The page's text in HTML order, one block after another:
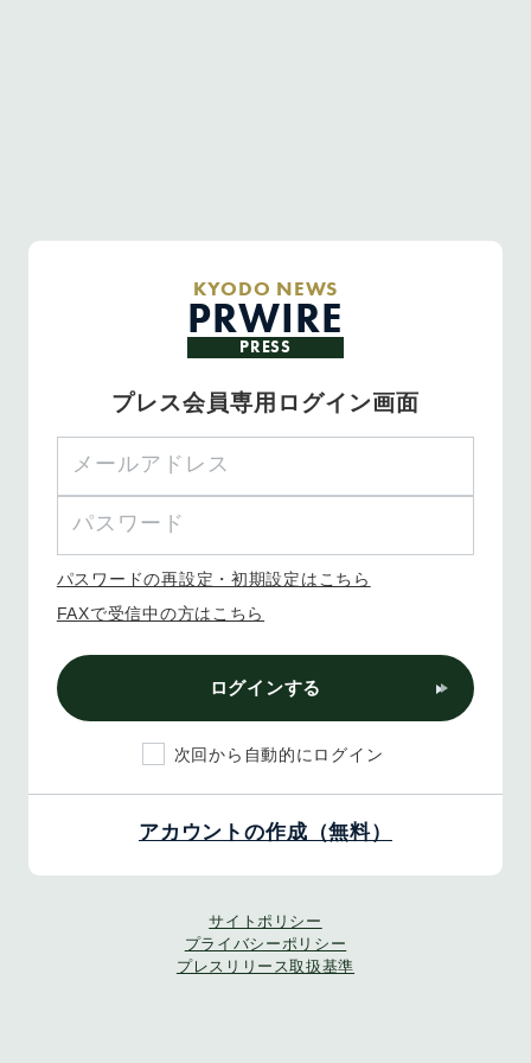
KYODO NEWS
PRWIRE
PRESS
プレス会員専用ログイン画面
パスワードの再設定・初期設定はこちら
FAXで受信中の方はこちら
ログインする
次回から自動的にログイン
アカウントの作成（無料）
サイトポリシー
プライバシーポリシー
プレスリリース取扱基準